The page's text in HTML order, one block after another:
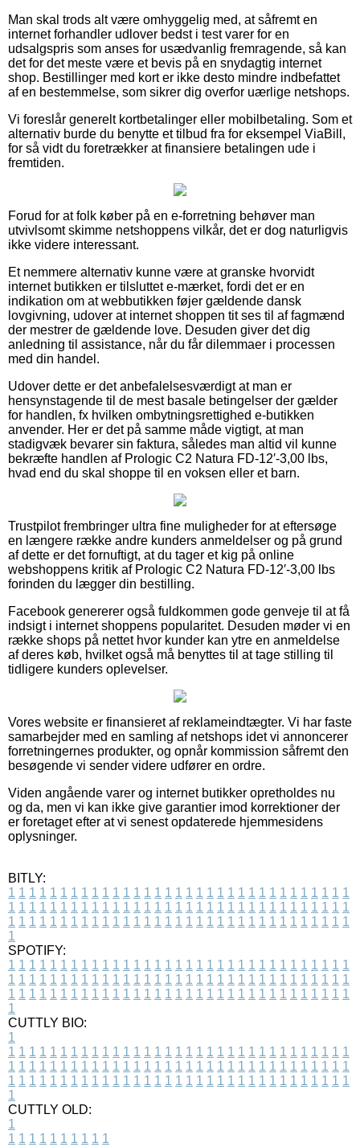
Man skal trods alt være omhyggelig med, at såfremt en
internet forhandler udlover bedst i test varer for en
udsalgspris som anses for usædvanlig fremragende, så kan
det for det meste være et bevis på en snydagtig internet
shop. Bestillinger med kort er ikke desto mindre indbefattet
af en bestemmelse, som sikrer dig overfor uærlige netshops.
Vi foreslår generelt kortbetalinger eller mobilbetaling. Som et
alternativ burde du benytte et tilbud fra for eksempel ViaBill,
for så vidt du foretrækker at finansiere betalingen ude i
fremtiden.
Forud for at folk køber på en e-forretning behøver man
utvivlsomt skimme netshoppens vilkår, det er dog naturligvis
ikke videre interessant.
Et nemmere alternativ kunne være at granske hvorvidt
internet butikken er tilsluttet e-mærket, fordi det er en
indikation om at webbutikken føjer gældende dansk
lovgivning, udover at internet shoppen tit ses til af fagmænd
der mestrer de gældende love. Desuden giver det dig
anledning til assistance, når du får dilemmaer i processen
med din handel.
Udover dette er det anbefalelsesværdigt at man er
hensynstagende til de mest basale betingelser der gælder
for handlen, fx hvilken ombytningsrettighed e-butikken
anvender. Her er det på samme måde vigtigt, at man
stadigvæk bevarer sin faktura, således man altid vil kunne
bekræfte handlen af Prologic C2 Natura FD-12′-3,00 lbs,
hvad end du skal shoppe til en voksen eller et barn.
Trustpilot frembringer ultra fine muligheder for at eftersøge
en længere række andre kunders anmeldelser og på grund
af dette er det fornuftigt, at du tager et kig på online
webshoppens kritik af Prologic C2 Natura FD-12′-3,00 lbs
forinden du lægger din bestilling.
Facebook genererer også fuldkommen gode genveje til at få
indsigt i internet shoppens popularitet. Desuden møder vi en
række shops på nettet hvor kunder kan ytre en anmeldelse
af deres køb, hvilket også må benyttes til at tage stilling til
tidligere kunders oplevelser.
Vores website er finansieret af reklameindtægter. Vi har faste
samarbejder med en samling af netshops idet vi annoncerer
forretningernes produkter, og opnår kommission såfremt den
besøgende vi sender videre udfører en ordre.
Viden angående varer og internet butikker opretholdes nu
og da, men vi kan ikke give garantier imod korrektioner der
er foretaget efter at vi senest opdaterede hjemmesidens
oplysninger.
BITLY:
1 1 1 1 1 1 1 1 1 1 1 1 1 1 1 1 1 1 1 1 1 1 1 1 1 1 1 1 1 1 1 1 1
1 1 1 1 1 1 1 1 1 1 1 1 1 1 1 1 1 1 1 1 1 1 1 1 1 1 1 1 1 1 1 1 1
1 1 1 1 1 1 1 1 1 1 1 1 1 1 1 1 1 1 1 1 1 1 1 1 1 1 1 1 1 1 1 1 1
1
SPOTIFY:
1 1 1 1 1 1 1 1 1 1 1 1 1 1 1 1 1 1 1 1 1 1 1 1 1 1 1 1 1 1 1 1 1
1 1 1 1 1 1 1 1 1 1 1 1 1 1 1 1 1 1 1 1 1 1 1 1 1 1 1 1 1 1 1 1 1
1 1 1 1 1 1 1 1 1 1 1 1 1 1 1 1 1 1 1 1 1 1 1 1 1 1 1 1 1 1 1 1 1
1
CUTTLY BIO:
1
1 1 1 1 1 1 1 1 1 1 1 1 1 1 1 1 1 1 1 1 1 1 1 1 1 1 1 1 1 1 1 1 1
1 1 1 1 1 1 1 1 1 1 1 1 1 1 1 1 1 1 1 1 1 1 1 1 1 1 1 1 1 1 1 1 1
1 1 1 1 1 1 1 1 1 1 1 1 1 1 1 1 1 1 1 1 1 1 1 1 1 1 1 1 1 1 1 1 1
1
CUTTLY OLD:
1
1 1 1 1 1 1 1 1 1 1